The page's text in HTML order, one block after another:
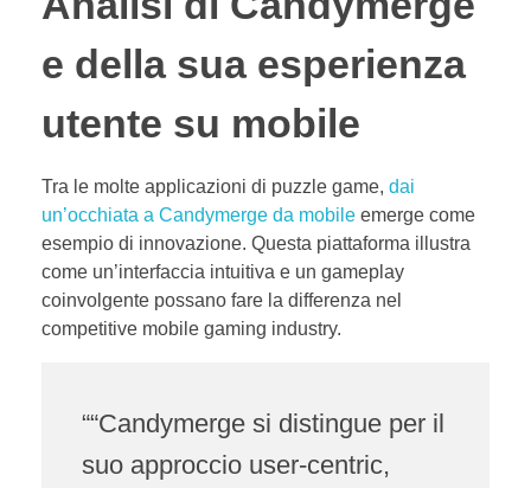
e della sua esperienza
utente su mobile
Tra le molte applicazioni di puzzle game, dai
un’occhiata a Candymerge da mobile emerge come
esempio di innovazione. Questa piattaforma illustra
come un’interfaccia intuitiva e un gameplay
coinvolgente possano fare la differenza nel
competitive mobile gaming industry.
““Candymerge si distingue per il
suo approccio user-centric,